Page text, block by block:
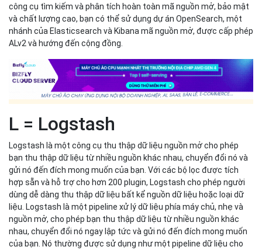
công cụ tìm kiếm và phân tích hoàn toàn mã nguồn mở, bảo mật
và chất lượng cao, bạn có thể sử dụng dự án OpenSearch, một
nhánh của Elasticsearch và Kibana mã nguồn mở, được cấp phép
ALv2 và hướng đến cộng đồng.
L = Logstash
Logstash là một công cụ thu thập dữ liệu nguồn mở cho phép
bạn thu thập dữ liệu từ nhiều nguồn khác nhau, chuyển đổi nó và
gửi nó đến đích mong muốn của bạn. Với các bộ lọc được tích
hợp sẵn và hỗ trợ cho hơn 200 plugin, Logstash cho phép người
dùng dễ dàng thu thập dữ liệu bất kể nguồn dữ liệu hoặc loại dữ
liệu. Logstash là một pipeline xử lý dữ liệu phía máy chủ, nhẹ và
nguồn mở, cho phép bạn thu thập dữ liệu từ nhiều nguồn khác
nhau, chuyển đổi nó ngay lập tức và gửi nó đến đích mong muốn
của bạn. Nó thường được sử dụng như một pipeline dữ liệu cho